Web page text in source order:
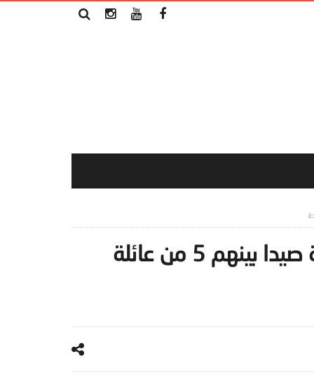
ست اصابات “كورونا” في حارة صيدا بينهم 5 من عائلة